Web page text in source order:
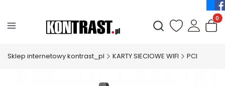
Otwórz
Sklep internetowy kontrast_pl KARTY SIECIOWE WIFI PCI